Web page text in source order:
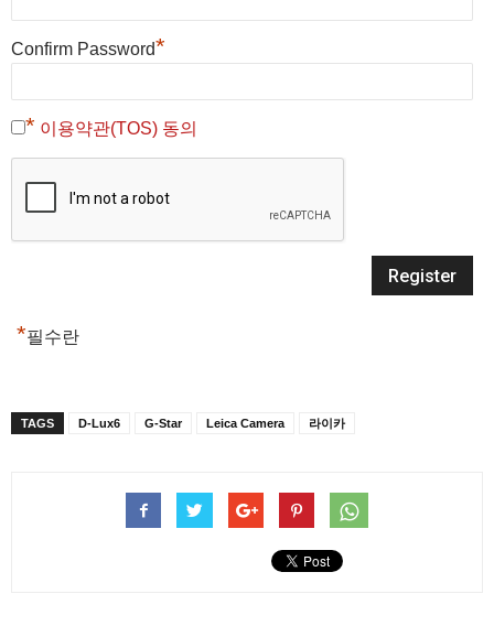
Confirm Password*
* 이용약관(TOS) 동의
*필수란
TAGS D-Lux6 G-Star Leica Camera 라이카